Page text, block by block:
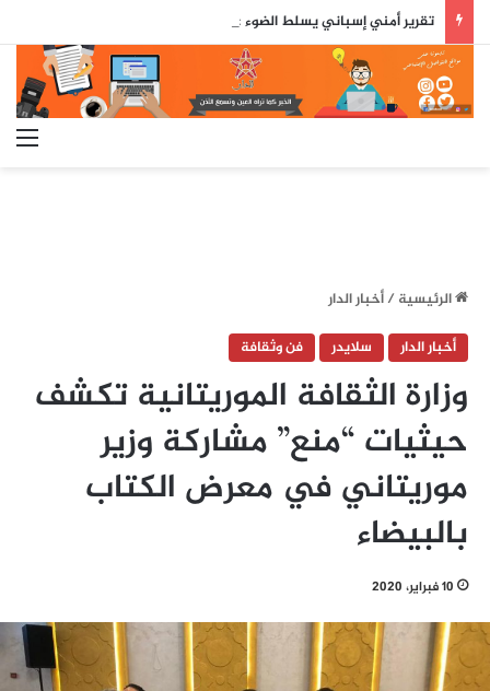
الرئيسية/أخبار الدار
أخبار الدار
سلايدر فن وثقافة
وزارة الثقافة الموريتانية تكشف
حيثيات “منع” مشاركة وزير
موريتاني في معرض الكتاب
بالبيضاء
10 فبراير، 2020